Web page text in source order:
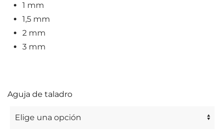
1 mm
1,5 mm
2 mm
3 mm
Aguja de taladro